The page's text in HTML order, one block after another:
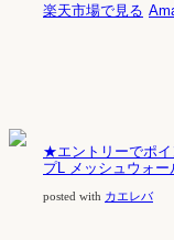
楽天市場で見る
★エントリーでポイ
プL メッシュウォ
posted with カエレバ